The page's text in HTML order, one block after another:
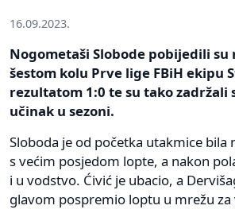
16.09.2023.
Nogometaši Slobode pobijedili su
šestom kolu Prve lige FBiH ekipu
rezultatom 1:0 te su tako zadržali
učinak u sezoni.
Sloboda je od početka utakmice bila
s većim posjedom lopte, a nakon
i u vodstvo. Ćivić je ubacio, a
glavom pospremio loptu u mrežu za